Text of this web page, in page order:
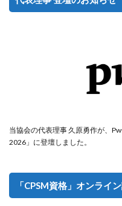
当協会の代表理事 久原勇作が、
2026」に登壇しました。
「CPSM資格」オンライ